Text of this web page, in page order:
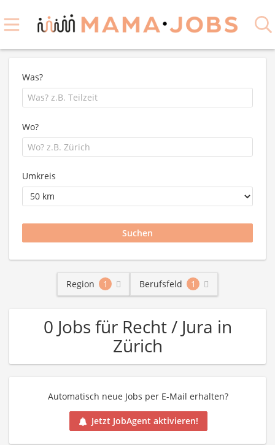
Was?
Wo?
Umkreis
Region 1 Berufsfeld 1
0 Jobs für Recht / Jura in
Zürich
Automatisch neue Jobs per E-Mail erhalten?
Jetzt JobAgent aktivieren!